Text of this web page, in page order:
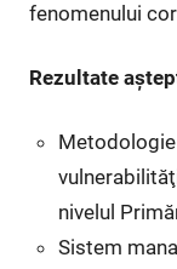
fenomenului
Rezultate
nivelul
Sistem